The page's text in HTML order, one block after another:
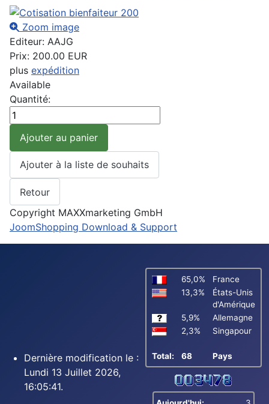
Zoom image
Editeur: AAJG
Prix: 200.00 EUR
plus expédition
Available
Quantité:
Copyright MAXXmarketing GmbH
JoomShopping Download & Support
Dernière modification le :
Lundi 13 Juillet 2026,
16:05:41.
65,0%
France
13,3%
États-Unis
d'Amérique
5,9%
Allemagne
2,3%
Singapour
Total: 68 Pays